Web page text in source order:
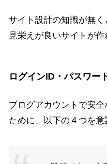
サイト設計の知識が無
見栄えが良いサイトが作
ログインID・パスワー
ブログアカウントで安
ために、以下の４つを意